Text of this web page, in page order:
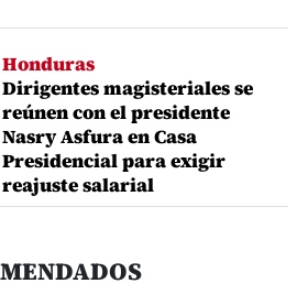
Honduras
Dirigentes magisteriales se
reúnen con el presidente
Nasry Asfura en Casa
Presidencial para exigir
reajuste salarial